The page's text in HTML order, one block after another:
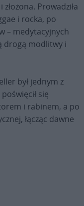
Prowadziła
i rocka, po
– medytacyjnych
drogą modlitwy i
był jednym z
się
i rabinem, a po
łącząc dawne